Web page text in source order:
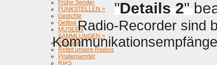
Frühe Sender
FUNKSTELLEN >
Gedichte
Geltow
MUSEEN
SAMMLUNGEN >
Personen
Rettet unsere Radios
Piratensender
RIAS
"Details 2"
Radio-Recorder sind